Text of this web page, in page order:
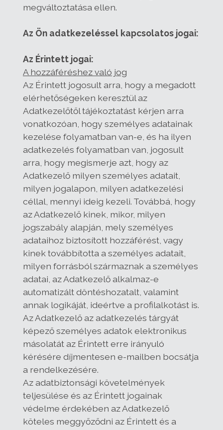
megváltoztatása ellen.
Az Ön adatkezeléssel kapcsolatos jogai:
Az Érintett jogai:
A hozzáféréshez való jog
Az Érintett jogosult arra, hogy a megadott
elérhetőségeken keresztül az
Adatkezelőtől tájékoztatást kérjen arra
vonatkozóan, hogy személyes adatainak
kezelése folyamatban van-e, és ha ilyen
adatkezelés folyamatban van, jogosult
arra, hogy megismerje azt, hogy az
Adatkezelő milyen személyes adatait,
milyen jogalapon, milyen adatkezelési
céllal, mennyi ideig kezeli. Továbbá, hogy
az Adatkezelő kinek, mikor, milyen
jogszabály alapján, mely személyes
adataihoz biztosított hozzáférést, vagy
kinek továbbította a személyes adatait,
milyen forrásból származnak a személyes
adatai, az Adatkezelő alkalmaz-e
automatizált döntéshozatalt, valamint
annak logikáját, ideértve a profilalkotást is.
Az Adatkezelő az adatkezelés tárgyát
képező személyes adatok elektronikus
másolatát az Érintett erre irányuló
kérésére díjmentesen e-mailben bocsátja
a rendelkezésére.
Az adatbiztonsági követelmények
teljesülése és az Érintett jogainak
védelme érdekében az Adatkezelő
köteles meggyőződni az Érintett és a